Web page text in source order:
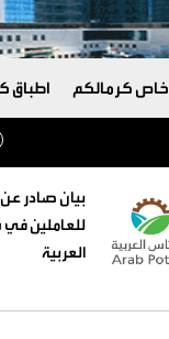
خاص كرمالكم اطباق
بيان صادر عن
للعاملين
العربية